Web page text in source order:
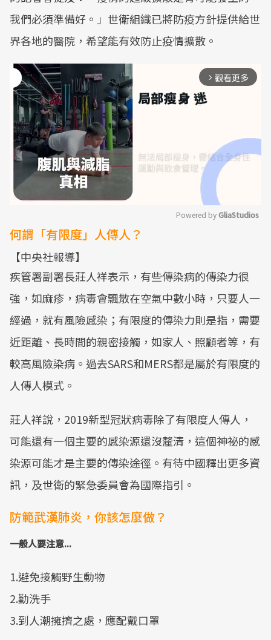
我們必須準備好。」世衛組織已將防疫方針提供給世
界各地的醫院，希望能有效防止疫情擴散。
arrow_forward_ios 觀看更多
Powered by GliaStudios
何謂「有限度」人傳人？
【中央社報導】
疾管署副署長莊人祥表示，有些傳染病的傳染力很
強，如麻疹，病毒會飄散在空氣中數小時，只要人一
經過，就有風險感染；有限度的傳染力則是指，需要
近距離、長時間的親密接觸，如家人、照顧者等，有
較高風險染病。過去SARS和MERS都是屬於有限度的
人傳人模式。
莊人祥說，2019新型冠狀病毒除了有限度人傳人，
可能還有一個主要的感染源還沒釐清，這個神祕的感
染源可能才是主要的傳染途徑。有待中國釋出更多資
訊，及世衛的緊急委員會為國際指引。
防範武漢肺炎，你該怎麼做？
一般人要注意...
1.避免接觸野生動物
2.勤洗手
3.到人潮擁擠之處，應配戴口罩